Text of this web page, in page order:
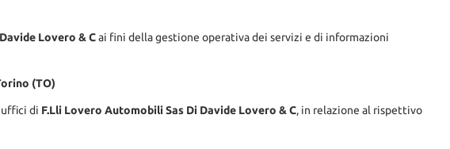
Lovero & Cai fini della gestione operativa dei servizi e di informazioni
(TO)
di F.Lli Lovero Automobili Sas Di Davide Lovero & C, in relazione al rispettivo